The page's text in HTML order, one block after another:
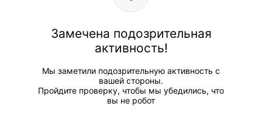
Замечена подозрительная
активность!
Мы заметили подозрительную активность с
вашей стороны.
Пройдите проверку, чтобы мы убедились, что
вы не робот